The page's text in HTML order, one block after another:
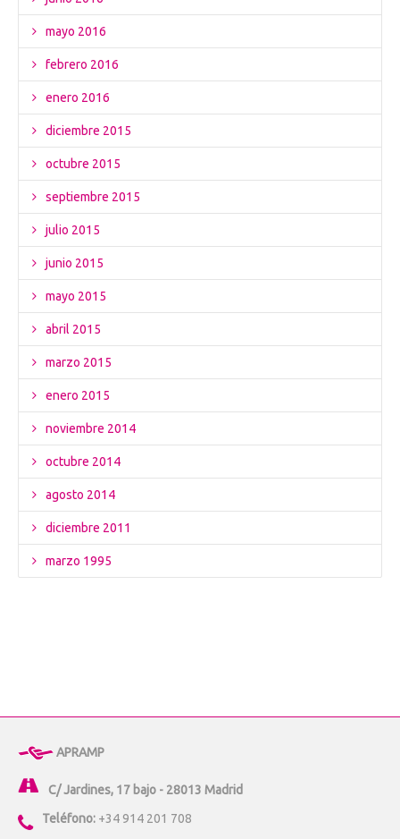
mayo 2016
febrero 2016
enero 2016
diciembre 2015
octubre 2015
septiembre 2015
julio 2015
junio 2015
mayo 2015
abril 2015
marzo 2015
enero 2015
noviembre 2014
octubre 2014
agosto 2014
diciembre 2011
marzo 1995
APRAMP
C/ Jardines, 17 bajo - 28013 Madrid
Teléfono: +34 914 201 708